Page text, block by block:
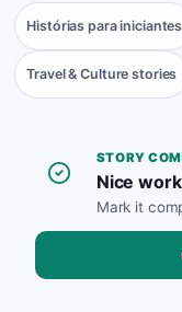
Histórias para iniciantes
Travel & Culture stories
STORY
Nice
Mark it